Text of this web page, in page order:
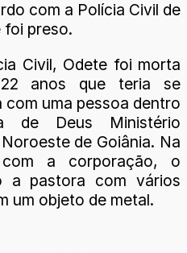
com a Polícia Civil de
foi preso.
Civil, Odete foi morta
anos que teria se
com uma pessoa dentro
de Deus Ministério
de Goiânia. Na
a corporação, o
a pastora com vários
um objeto de metal.